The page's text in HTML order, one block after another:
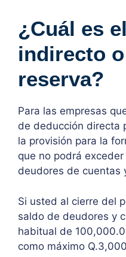
¿Cuál es
indirecto
reserva?
Para las empresas
de deducción directa
la provisión para la
que no podrá
deudores de cuentas
Si usted al cierre del
saldo de deudores y
habitual de
como máximo